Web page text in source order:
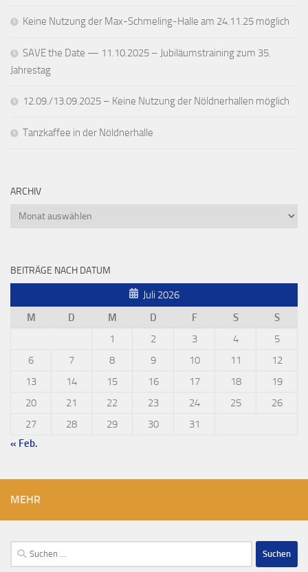
Keine Nutzung der Max-Schmeling-Halle am 24.11.25 möglich
SAVE the Date — 11.10.2025 – Jubiläumstraining zum 35.
Jahrestag
12.09./13.09.2025 – Keine Nutzung der Nöldnerhallen möglich
Tanzkaffee in der Nöldnerhalle
ARCHIV
Archiv
BEITRÄGE NACH DATUM
Juli 2026
M
D M D F S
S
1
2 3 4
5
6
7 8 9 10 11
12
13
14 15 16 17 18
19
20
21 22 23 24 25
26
27
28 29 30
31
« Feb.
MEHR
Suchen
nach: